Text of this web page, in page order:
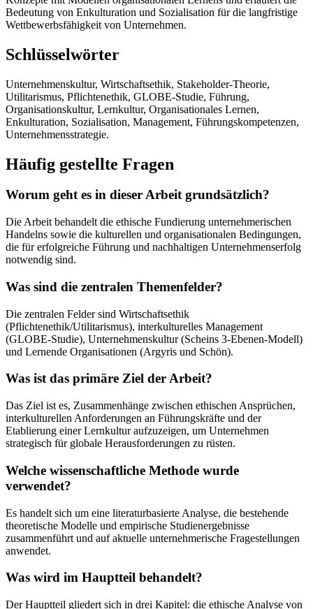
Bedeutung von Enkulturation und Sozialisation für die langfristige
Wettbewerbsfähigkeit von Unternehmen.
Schlüsselwörter
Unternehmenskultur, Wirtschaftsethik, Stakeholder-Theorie,
Utilitarismus, Pflichtenethik, GLOBE-Studie, Führung,
Organisationskultur, Lernkultur, Organisationales Lernen,
Enkulturation, Sozialisation, Management, Führungskompetenzen,
Unternehmensstrategie.
Häufig gestellte Fragen
Worum geht es in dieser Arbeit grundsätzlich?
Die Arbeit behandelt die ethische Fundierung unternehmerischen
Handelns sowie die kulturellen und organisationalen Bedingungen,
die für erfolgreiche Führung und nachhaltigen Unternehmenserfolg
notwendig sind.
Was sind die zentralen Themenfelder?
Die zentralen Felder sind Wirtschaftsethik
(Pflichtenethik/Utilitarismus), interkulturelles Management
(GLOBE-Studie), Unternehmenskultur (Scheins 3-Ebenen-Modell)
und Lernende Organisationen (Argyris und Schön).
Was ist das primäre Ziel der Arbeit?
Das Ziel ist es, Zusammenhänge zwischen ethischen Ansprüchen,
interkulturellen Anforderungen an Führungskräfte und der
Etablierung einer Lernkultur aufzuzeigen, um Unternehmen
strategisch für globale Herausforderungen zu rüsten.
Welche wissenschaftliche Methode wurde
verwendet?
Es handelt sich um eine literaturbasierte Analyse, die bestehende
theoretische Modelle und empirische Studienergebnisse
zusammenführt und auf aktuelle unternehmerische Fragestellungen
anwendet.
Was wird im Hauptteil behandelt?
Der Hauptteil gliedert sich in drei Kapitel: die ethische Analyse von